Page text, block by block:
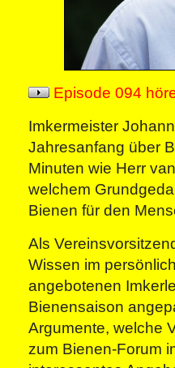
Episode 094
Imkermeister
Jahresanfang über
Minuten wie Herr
welchem
Bienen für den
Als
Wissen im
angebotenen
Bienensaison
Argumente, welche
zum Bienen-Forum